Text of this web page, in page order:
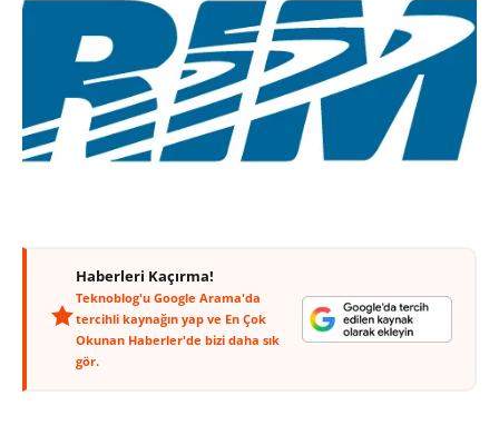
Haberleri Kaçırma!
Teknoblog'u Google Arama'da
tercihli kaynağın yap ve En Çok
Okunan Haberler'de bizi daha sık
gör.